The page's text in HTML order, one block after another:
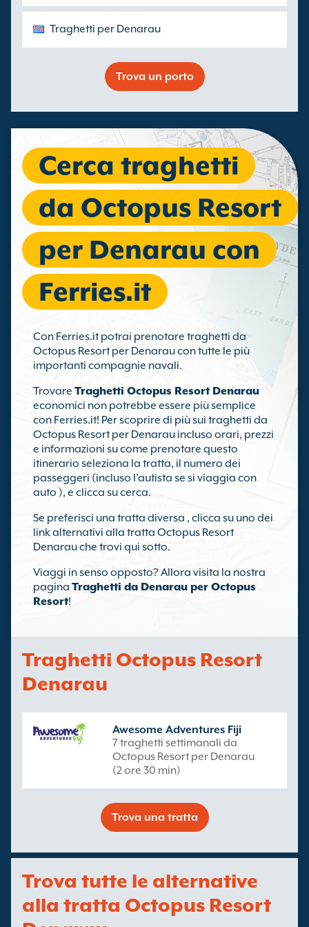
Traghetti per Denarau
Trova un porto
Cerca traghetti
da Octopus Resort
per Denarau con
Ferries.it
Con Ferries.it potrai prenotare traghetti da
Octopus Resort per Denarau con tutte le più
importanti compagnie navali.
Trovare Traghetti Octopus Resort Denarau
economici non potrebbe essere più semplice
con Ferries.it! Per scoprire di più sui traghetti da
Octopus Resort per Denarau incluso orari, prezzi
e informazioni su come prenotare questo
itinerario seleziona la tratta, il numero dei
passeggeri (incluso l’autista se si viaggia con
auto ), e clicca su cerca.
Se preferisci una tratta diversa , clicca su uno dei
link alternativi alla tratta Octopus Resort
Denarau che trovi qui sotto.
Viaggi in senso opposto? Allora visita la nostra
pagina Traghetti da Denarau per Octopus
Resort!
Traghetti Octopus Resort
Denarau
Awesome Adventures Fiji
7 traghetti settimanali da
Octopus Resort per Denarau
(2 ore 30 min)
Trova una tratta
Trova tutte le alternative
alla tratta Octopus Resort